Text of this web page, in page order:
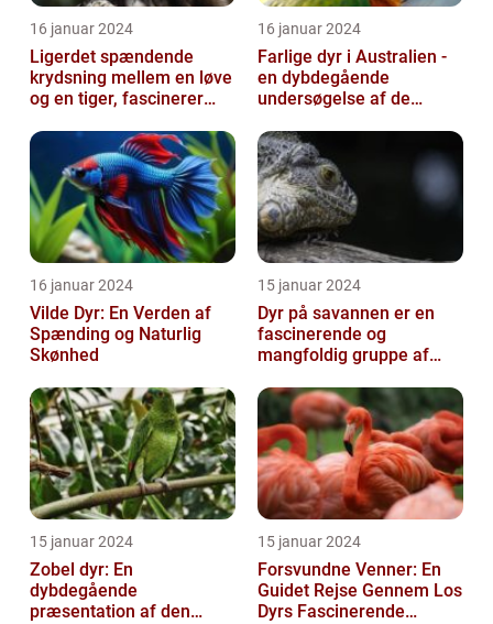
16 januar 2024
Ligerdet spændende
krydsning mellem en løve
og en tiger, fascinerer
verden
16 januar 2024
Farlige dyr i Australien -
en dybdegående
undersøgelse af de
16 januar 2024
Vilde Dyr: En Verden af
Spænding og Naturlig
Skønhed
15 januar 2024
Dyr på savannen er en
fascinerende og
mangfoldig gruppe af
sig det hårde o...
15 januar 2024
Zobel dyr: En
dybdegående
præsentation af den
15 januar 2024
Forsvundne Venner: En
Guidet Rejse Gennem Los
Dyrs Fascinerende